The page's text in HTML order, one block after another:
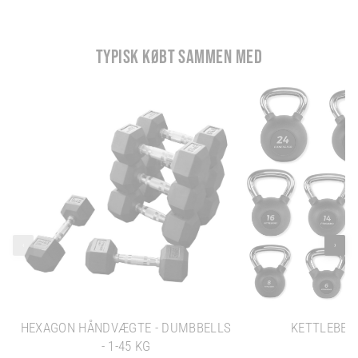
TYPISK KØBT SAMMEN MED
HEXAGON HÅNDVÆGTE - DUMBBELLS
- 1-45 KG
›